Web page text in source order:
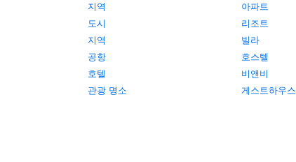
지역
도시
지역
공항
호텔
관광 명소
아파트
리조트
빌라
호스텔
비앤비
게스트하우스